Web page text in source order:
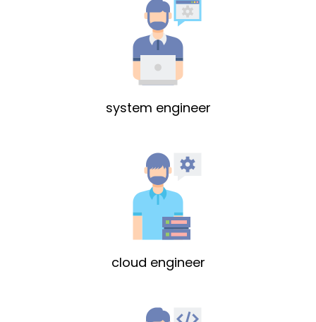
system engineer
cloud engineer